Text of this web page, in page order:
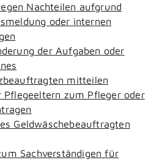
Nachteilen aufgrund
oder internen
der Aufgaben oder
mitteilen
Pflegeeltern zum Pfleger oder
Geldwäschebeauftragten
Sachverständigen für